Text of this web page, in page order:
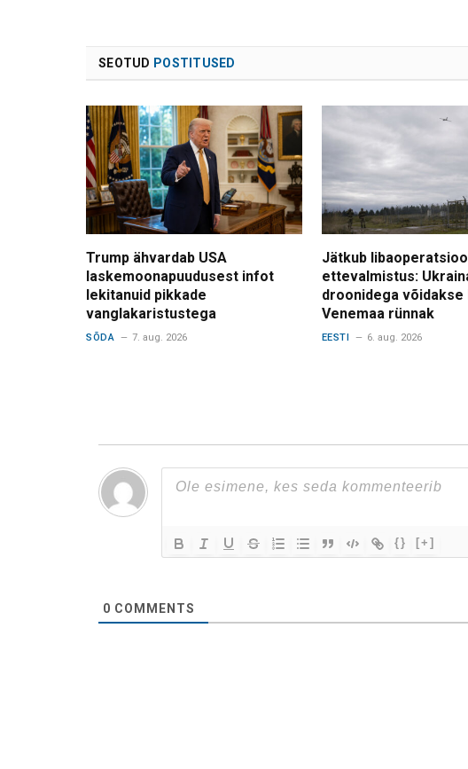
SEOTUD POSTITUSED
Trump ähvardab USA
laskemoonapuudusest infot
lekitanuid pikkade
vanglakaristustega
SÕDA 7. aug. 2026
Jätkub
ettevalmistus:
droonidega võidakse
Venemaa rünnak
EESTI 6. aug. 2026
{} [+]
0 COMMENTS